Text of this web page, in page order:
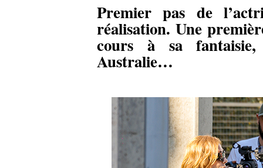
Premier pas de
réalisation. Une
cours à sa
Australie…